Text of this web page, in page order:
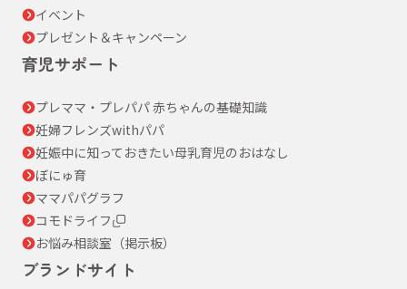
イベント
プレゼント＆キャンペーン
育児サポート
プレママ・プレパパ 赤ちゃんの基礎知識
妊婦フレンズwithパパ
妊娠中に知っておきたい母乳育児のおはなし
ぼにゅ育
ママパパグラフ
コモドライフ
お悩み相談室（掲示板）
ブランドサイト